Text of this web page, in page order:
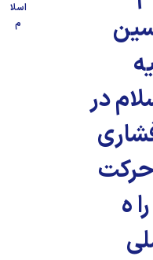
در
ه
اسلا